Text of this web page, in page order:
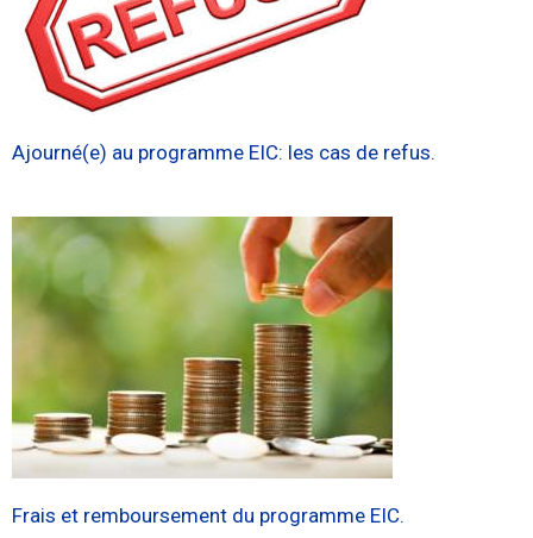
Ajourné(e) au programme EIC: les cas de refus.
Frais et remboursement du programme EIC.